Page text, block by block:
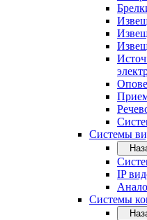
Системы
IP
Системы